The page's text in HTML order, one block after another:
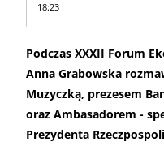
18:23
Podczas XXXII Forum
Anna Grabowska
Muzyczką, prezesem
oraz Ambasadorem -
Prezydenta